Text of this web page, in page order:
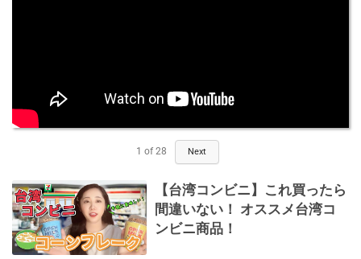
1 of 28 Next
【台湾コンビニ】これ買ったら
間違いない！ オススメ台湾コ
ンビニ商品！